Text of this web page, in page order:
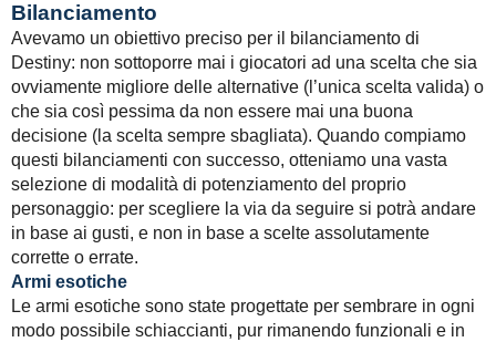
Bilanciamento
Avevamo un obiettivo preciso per il bilanciamento di
Destiny: non sottoporre mai i giocatori ad una scelta che sia
ovviamente migliore delle alternative (l’unica scelta valida) o
che sia così pessima da non essere mai una buona
decisione (la scelta sempre sbagliata). Quando compiamo
questi bilanciamenti con successo, otteniamo una vasta
selezione di modalità di potenziamento del proprio
personaggio: per scegliere la via da seguire si potrà andare
in base ai gusti, e non in base a scelte assolutamente
corrette o errate.
Armi esotiche
Le armi esotiche sono state progettate per sembrare in ogni
modo possibile schiaccianti, pur rimanendo funzionali e in